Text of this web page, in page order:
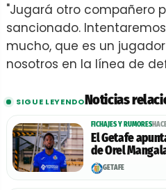
"Jugará otro compañero
sancionado.
mucho, que es un
nosotros en la línea de
SIGUE LEYENDONoticias
FICHAJES Y RUMORES
El Getafe
de Orel
GETAFE